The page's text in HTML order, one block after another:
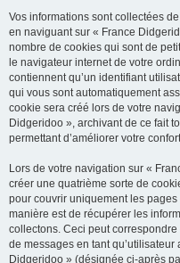
Vos informations sont collectées
en naviguant sur « France
nombre de cookies qui sont de
le navigateur internet de votre
contiennent qu’un identifiant
qui vous sont automatiquement
cookie sera créé lors de votre
Didgeridoo », archivant de ce fait
permettant d’améliorer votre
Lors de votre navigation sur «
créer une quatrième sorte de
pour couvrir uniquement les
manière est de récupérer les
collectons. Ceci peut
de messages en tant qu’utilisateur
Didgeridoo » (désignée ci-après